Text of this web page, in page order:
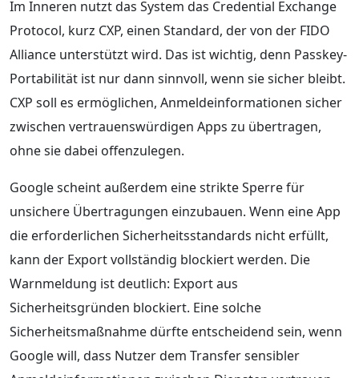
Im Inneren nutzt das System das Credential Exchange
Protocol, kurz CXP, einen Standard, der von der FIDO
Alliance unterstützt wird. Das ist wichtig, denn Passkey-
Portabilität ist nur dann sinnvoll, wenn sie sicher bleibt.
CXP soll es ermöglichen, Anmeldeinformationen sicher
zwischen vertrauenswürdigen Apps zu übertragen,
ohne sie dabei offenzulegen.
Google scheint außerdem eine strikte Sperre für
unsichere Übertragungen einzubauen. Wenn eine App
die erforderlichen Sicherheitsstandards nicht erfüllt,
kann der Export vollständig blockiert werden. Die
Warnmeldung ist deutlich: Export aus
Sicherheitsgründen blockiert. Eine solche
Sicherheitsmaßnahme dürfte entscheidend sein, wenn
Google will, dass Nutzer dem Transfer sensibler